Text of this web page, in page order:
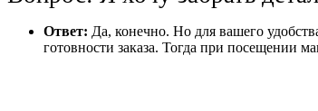
Ответ: Да, конечно. Но для вашего
готовности заказа. Тогда при посещении